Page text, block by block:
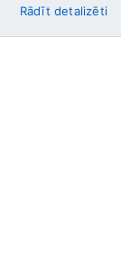
Rādīt detalizēti